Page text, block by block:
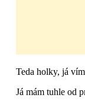
Teda holky, já
Já mám tuhle od